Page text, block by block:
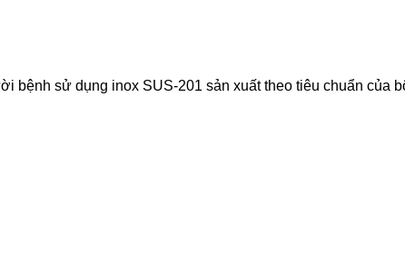
bệnh sử dụng inox SUS-201 sản xuất theo tiêu chuẩn của